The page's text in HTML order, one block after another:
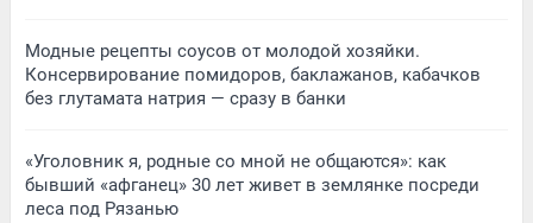
Модные рецепты соусов от молодой хозяйки.
Консервирование помидоров, баклажанов, кабачков
без глутамата натрия — сразу в банки
«Уголовник я, родные со мной не общаются»: как
бывший «афганец» 30 лет живет в землянке посреди
леса под Рязанью